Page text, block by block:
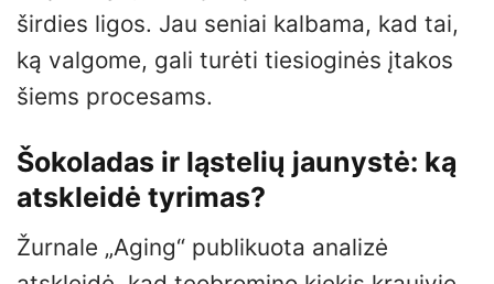
širdies ligos. Jau seniai kalbama, kad tai,
ką valgome, gali turėti tiesioginės įtakos
šiems procesams.
Šokoladas ir ląstelių jaunystė: ką
atskleidė tyrimas?
Žurnale „Aging“ publikuota analizė